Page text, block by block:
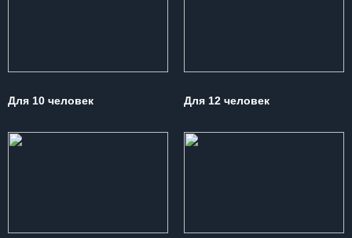
Для 10 человек Для 12 человек